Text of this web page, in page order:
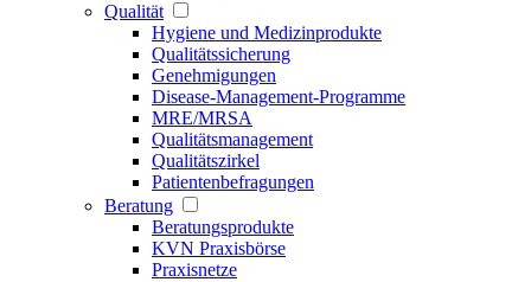
Qualität
Hygiene und Medizinprodukte
Qualitätssicherung
Genehmigungen
Disease-Management-Programme
MRE/MRSA
Qualitätsmanagement
Qualitätszirkel
Patientenbefragungen
Beratung
Beratungsprodukte
KVN Praxisbörse
Praxisnetze